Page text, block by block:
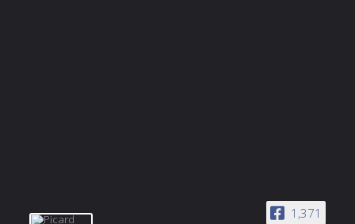
1,371